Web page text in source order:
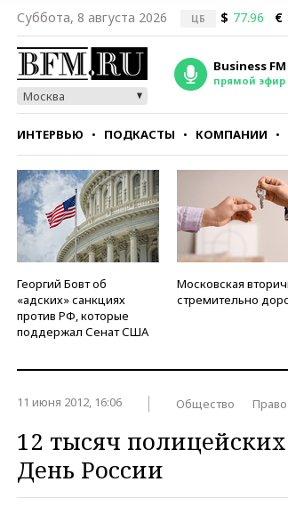
Суббота, 8 августа 2026 ЦБ $ 77.96 €
Москва
Business FM
прямой эфир
ИНТЕРВЬЮ ПОДКАСТЫ КОМПАНИИ
СТИЛЬ ТЕСТЫ
Георгий Бовт об
«адских» санкциях
против РФ, которые
поддержал Сенат США
Московская
стремительно
11 июня 2012, 16:06 Общество Право
12 тысяч
День России